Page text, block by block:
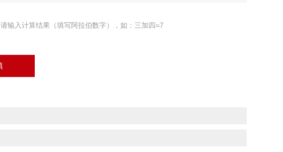
请输入计算结果（填写阿拉伯数字），如：三加四=7